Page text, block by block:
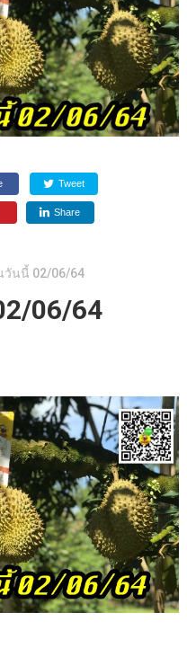
Tweet
Share
วันนี้ 02/06/64
06/64